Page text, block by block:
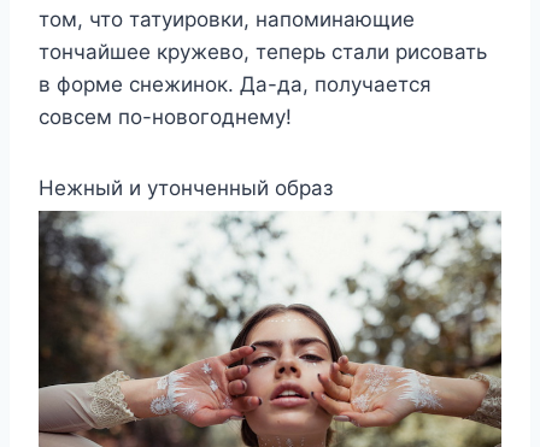
том, что татуировки, напоминающие
тончайшее кружево, теперь стали рисовать
в форме снежинок. Да-да, получается
совсем по-новогоднему!
Нежный и утонченный образ